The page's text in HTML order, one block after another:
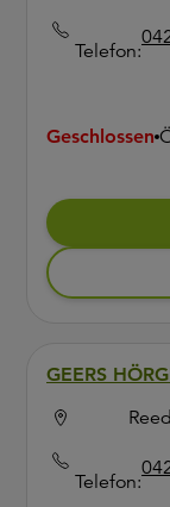
Telefon:
Geschlossen
GEERS
Telefon: